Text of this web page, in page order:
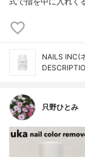
NAILS INC(
只野ひとみ